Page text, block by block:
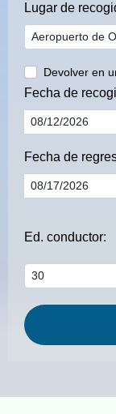
Lugar de
Devolver en
Fecha de
Fecha de
Ed. conductor: